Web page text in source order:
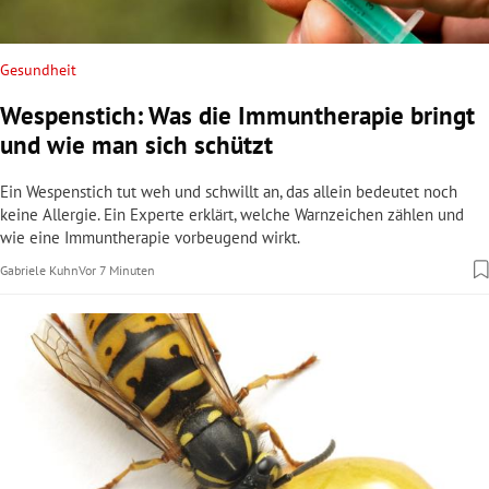
Gesundheit
Wespenstich: Was die Immuntherapie bringt
und wie man sich schützt
Ein Wespenstich tut weh und schwillt an, das allein bedeutet noch
keine Allergie. Ein Experte erklärt, welche Warnzeichen zählen und
wie eine Immuntherapie vorbeugend wirkt.
Gabriele KuhnVor 7 Minuten
Business Gespräch
G3-Shoppingcenter-Chefin: „Der Kunde
möchte nicht nur shoppen“
Shoppingcenter sind mehr als Orte zum Einkaufen. G3-
Centermanagerin Funda Caglar erklärt, warum Gastronomie boomt und
Kunden trotz Konsumzurückhaltung ins Center kommen.
Marlene LiebhartVor 2 Minuten
Messe
Warum die Inform Oberwart immer wieder so
viele anzieht
Die Inform Oberwart bietet Anfang September ein vielfältiges
Programm mit über 250 Ausstellern.
Vor 37 Minuten
Kommentar
Die Hitze verändert alles
Josef ErtlVor 7 Minuten